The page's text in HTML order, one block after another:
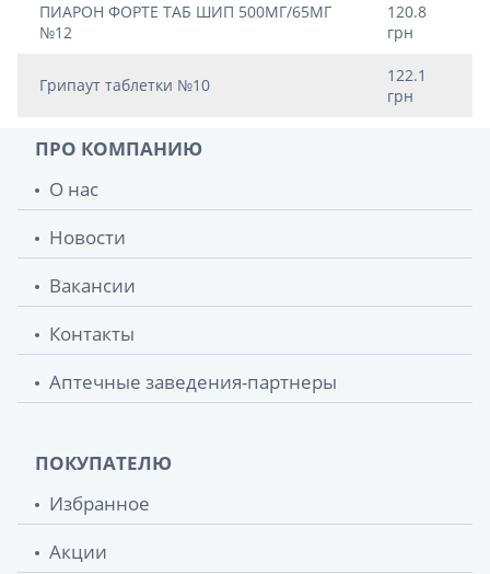
ПИАРОН ФОРТЕ ТАБ ШИП 500МГ/65МГ
№12
120.8
грн
Грипаут таблетки №10
122.1
грн
ПРО КОМПАНИЮ
О нас
Новости
Вакансии
Контакты
Аптечные заведения-партнеры
ПОКУПАТЕЛЮ
Избранное
Акции